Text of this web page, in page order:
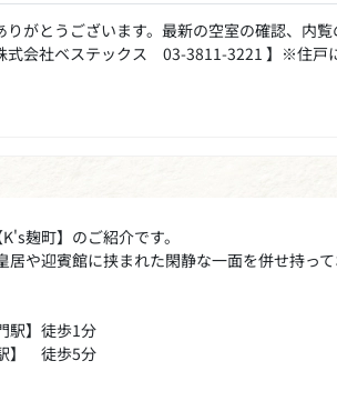
りがとうございます。最新の空室の確認、内
式会社ベステックス 03-3811-3221 】※住戸
麹町】のご紹介です。
居や迎賓館に挟まれた閑静な一面を併せ持っ
駅】徒歩1分
】 徒歩5分